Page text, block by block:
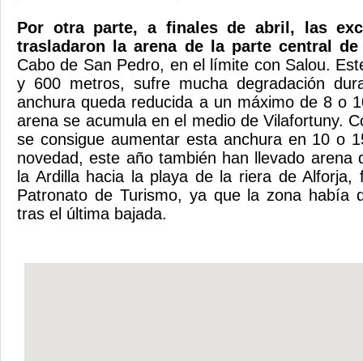
Por otra parte, a finales de abril, las
trasladaron la arena de la parte central
Cabo de San Pedro, en el límite con Salou.
y 600 metros, sufre mucha degradación
anchura queda reducida a un máximo de 8 o
arena se acumula en el medio de Vilafortuny.
se consigue aumentar esta anchura en 10 o
novedad, este año también han llevado arena
la Ardilla hacia la playa de la riera de Alforja,
Patronato de Turismo, ya que la zona había
tras el última bajada.